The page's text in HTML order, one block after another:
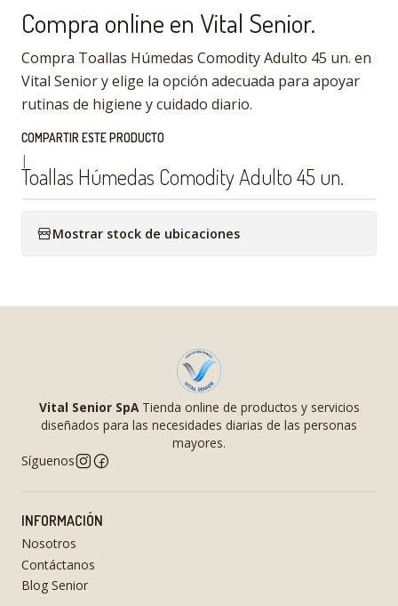
Compra online en Vital Senior.
Compra Toallas Húmedas Comodity Adulto 45 un. en
Vital Senior y elige la opción adecuada para apoyar
rutinas de higiene y cuidado diario.
COMPARTIR ESTE PRODUCTO
|
Toallas Húmedas Comodity Adulto 45 un.
Mostrar stock de ubicaciones
Vital Senior SpATienda online de productos y servicios
diseñados para las necesidades diarias de las personas
mayores.
Síguenos
INFORMACIÓN
Nosotros
Contáctanos
Blog Senior